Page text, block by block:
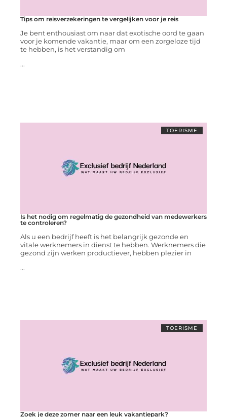
Tips om reisverzekeringen te vergelijken voor je reis
Je bent enthousiast om naar dat exotische oord te gaan
voor je komende vakantie, maar om een zorgeloze tijd
te hebben, is het verstandig om
...
TOERISME
Is het nodig om regelmatig de gezondheid van medewerkers
te controleren?
Als u een bedrijf heeft is het belangrijk gezonde en
vitale werknemers in dienst te hebben. Werknemers die
gezond zijn werken productiever, hebben plezier in
...
TOERISME
Zoek je deze zomer naar een leuk vakantiepark?